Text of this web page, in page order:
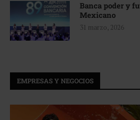
Banca poder y
Mexicano
31 marzo, 2026
EMPRESAS Y NEGOCIOS